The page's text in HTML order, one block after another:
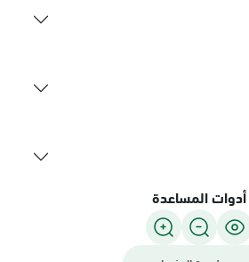
أدوات المساعدة